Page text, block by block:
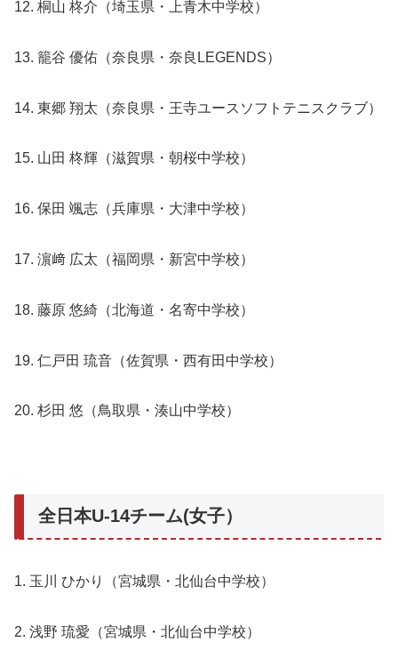
12. 桐山 柊介（埼玉県・上青木中学校）
13. 籠谷 優佑（奈良県・奈良LEGENDS）
14. 東郷 翔太（奈良県・王寺ユースソフトテニスクラブ）
15. 山田 柊輝（滋賀県・朝桜中学校）
16. 保田 颯志（兵庫県・大津中学校）
17. 濵﨑 広太（福岡県・新宮中学校）
18. 藤原 悠綺（北海道・名寄中学校）
19. 仁戸田 琉音（佐賀県・西有田中学校）
20. 杉田 悠（鳥取県・湊山中学校）
全日本U-14チーム(女子）
1. 玉川 ひかり（宮城県・北仙台中学校）
2. 浅野 琉愛（宮城県・北仙台中学校）